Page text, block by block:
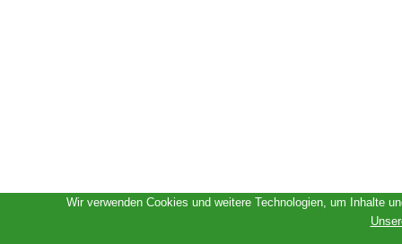
Wir verwenden Cookies und weitere Technologien, um Inhalte